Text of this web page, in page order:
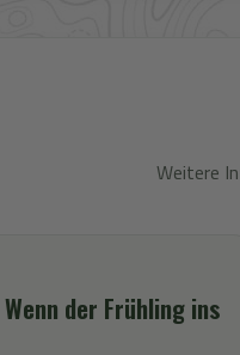
Weitere
der Frühling ins